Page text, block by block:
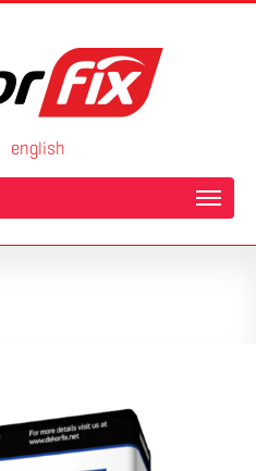
english